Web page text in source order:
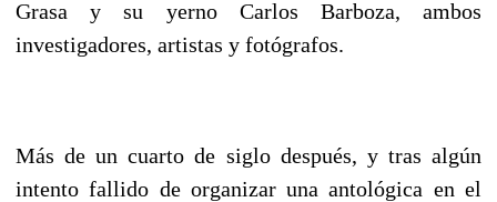
Grasa y su yerno Carlos Barboza, ambos
investigadores, artistas y fotógrafos.
Más de un cuarto de siglo después, y tras algún
intento fallido de organizar una antológica en el